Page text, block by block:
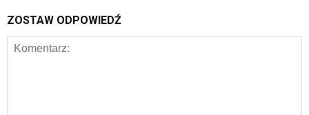
ZOSTAW ODPOWIEDŹ